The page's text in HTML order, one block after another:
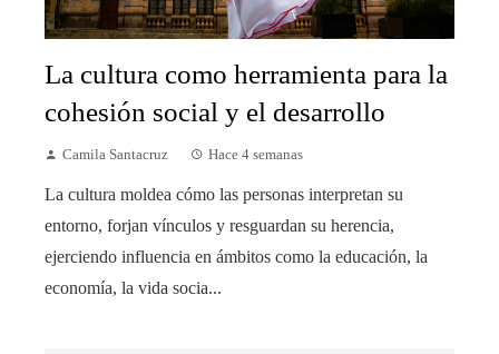
La cultura como herramienta para la
cohesión social y el desarrollo
Camila Santacruz Hace 4 semanas
La cultura moldea cómo las personas interpretan su
entorno, forjan vínculos y resguardan su herencia,
ejerciendo influencia en ámbitos como la educación, la
economía, la vida socia...